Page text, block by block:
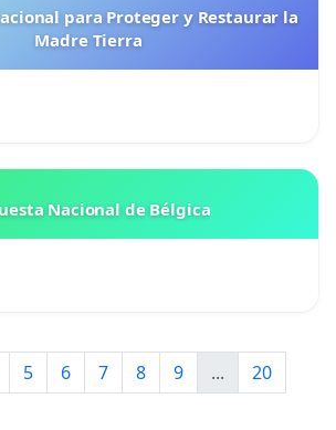
para Proteger y Restaurar la
Madre Tierra
Nacional de Bélgica
5 6 7 8 9 ...
20